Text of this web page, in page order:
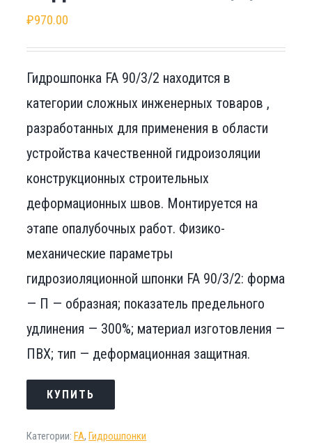
₽970.00
Гидрошпонка FA 90/3/2 находится в
категории сложных инженерных товаров ,
разработанных для применения в области
устройства качественной гидроизоляции
конструкционных строительных
деформационных швов. Монтируется на
этапе опалубочных работ. Физико-
механические параметры
гидрозиоляционной шпонки FA 90/3/2: форма
— П — образная; показатель предельного
удлинения — 300%; материал изготовления —
ПВХ; тип — деформационная защитная.
КУПИТЬ
Категории:FA,Гидрошпонки